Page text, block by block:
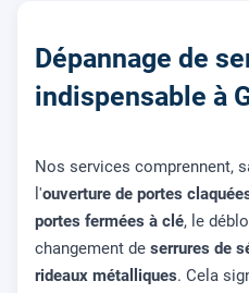
Dépannage de
indispensable à
Nos services comprennent,
l'ouverture de portes
portes fermées à clé, le
changement de serrures de
rideaux métalliques. Cela